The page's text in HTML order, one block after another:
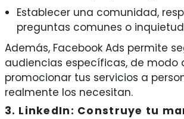
Establecer una comunidad,
preguntas comunes o
Además, Facebook Ads permite
audiencias específicas, de modo
promocionar tus servicios a
realmente los necesitan.
3. LinkedIn: Construye tu